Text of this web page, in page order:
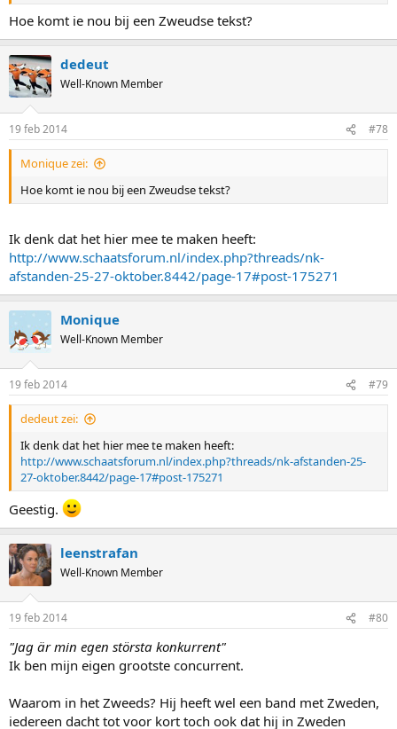
Hoe komt ie nou bij een Zweudse tekst?
dedeut
Well-Known Member
19 feb 2014 #78
Monique zei:
Hoe komt ie nou bij een Zweudse tekst?
Ik denk dat het hier mee te maken heeft:
http://www.schaatsforum.nl/index.php?threads/nk-
afstanden-25-27-oktober.8442/page-17#post-175271
Monique
Well-Known Member
19 feb 2014 #79
dedeut zei:
Ik denk dat het hier mee te maken heeft:
http://www.schaatsforum.nl/index.php?threads/nk-afstanden-25-
27-oktober.8442/page-17#post-175271
Geestig.
leenstrafan
Well-Known Member
19 feb 2014 #80
"Jag är min egen största konkurrent"
Ik ben mijn eigen grootste concurrent.
Waarom in het Zweeds? Hij heeft wel een band met Zweden,
iedereen dacht tot voor kort toch ook dat hij in Zweden